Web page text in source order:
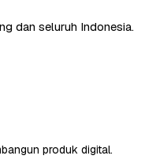
dan seluruh Indonesia.
produk digital.